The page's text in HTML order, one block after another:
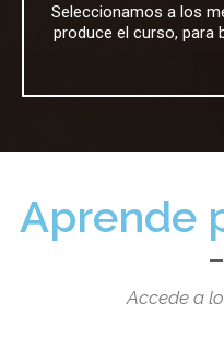
Seleccionamos a los
produce el curso, para
Aprende
Accede a